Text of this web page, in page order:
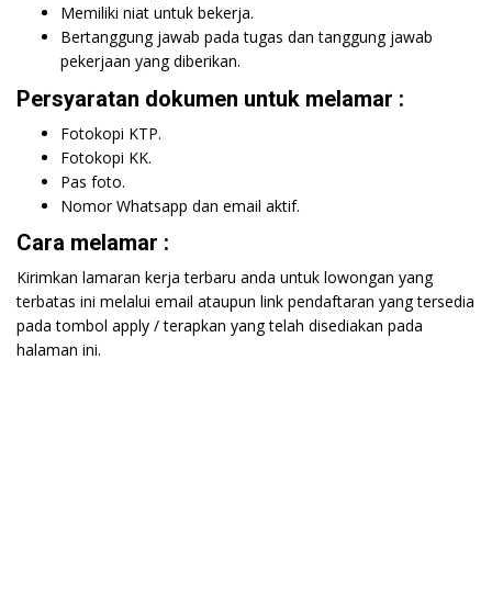
Memiliki niat untuk bekerja.
Bertanggung jawab pada tugas dan tanggung jawab
pekerjaan yang diberikan.
Persyaratan dokumen untuk melamar :
Fotokopi KTP.
Fotokopi KK.
Pas foto.
Nomor Whatsapp dan email aktif.
Cara melamar :
Kirimkan lamaran kerja terbaru anda untuk lowongan yang
terbatas ini melalui email ataupun link pendaftaran yang tersedia
pada tombol apply / terapkan yang telah disediakan pada
halaman ini.